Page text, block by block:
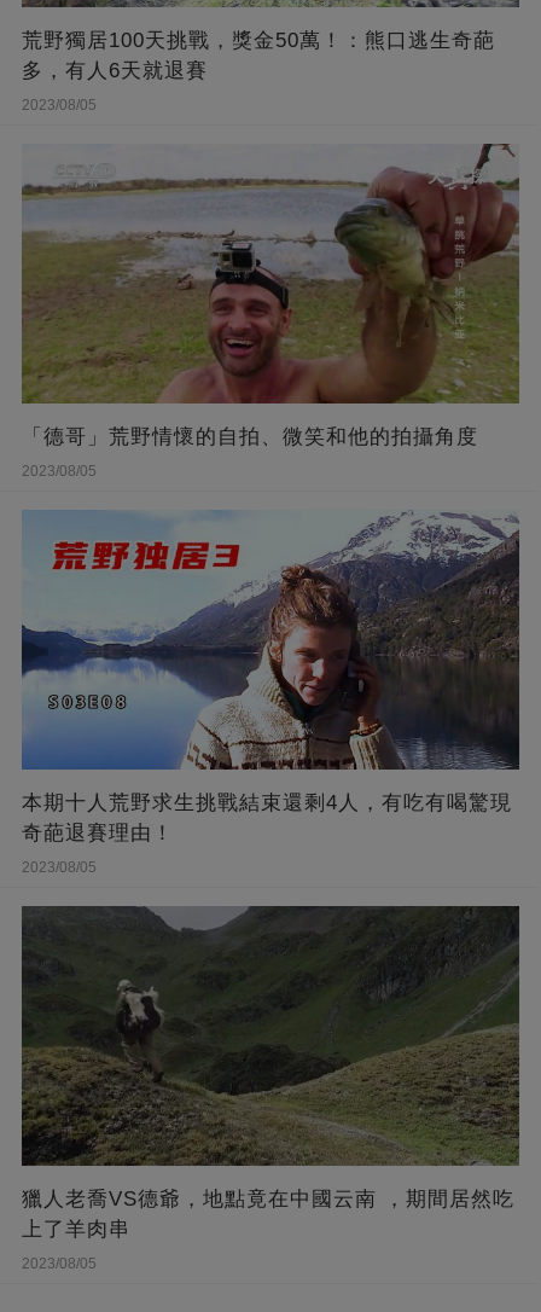
荒野獨居100天挑戰，獎金50萬！：熊口逃生奇葩
多，有人6天就退賽
2023/08/05
「德哥」荒野情懷的自拍、微笑和他的拍攝角度
2023/08/05
本期十人荒野求生挑戰結束還剩4人，有吃有喝驚現
奇葩退賽理由！
2023/08/05
獵人老喬VS德爺，地點竟在中國云南 ，期間居然吃
上了羊肉串
2023/08/05